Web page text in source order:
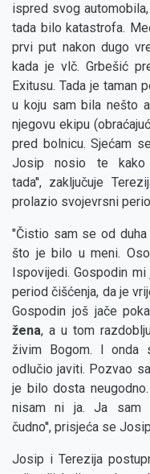
ispred svog
tada bilo katastrofa.
prvi put nakon dugo
kada je vlč. Grbešić
Exitusu. Tada je taman
u koju sam bila nešto
njegovu ekipu
pred bolnicu. Sjećam
Josip nosio te
tada'', zaključuje
prolazio svojevrsni
"Čistio sam se od
što je bilo u meni.
Ispovijedi. Gospodin
period čišćenja, da je
Gospodin još jače
žena, a u tom
živim Bogom. I onda
odlučio javiti. Pozvao
je bilo dosta
nisam ni ja. Ja sam
čudno'', prisjeća se
Josip i Terezija